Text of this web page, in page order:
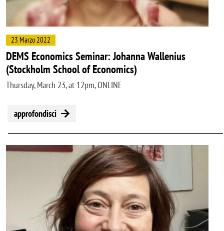
23 Marzo 2022
DEMS Economics Seminar: Johanna Wallenius
(Stockholm School of Economics)
Thursday, March 23, at 12pm, ONLINE
approfondisci
Image